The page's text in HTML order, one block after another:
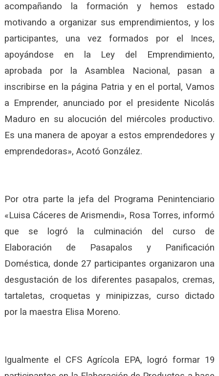
acompañando la formación y hemos estado
motivando a organizar sus emprendimientos, y los
participantes, una vez formados por el Inces,
apoyándose en la Ley del Emprendimiento,
aprobada por la Asamblea Nacional, pasan a
inscribirse en la página Patria y en el portal, Vamos
a Emprender, anunciado por el presidente Nicolás
Maduro en su alocución del miércoles productivo.
Es una manera de apoyar a estos emprendedores y
emprendedoras», Acotó González.
Por otra parte la jefa del Programa Penintenciario
«Luisa Cáceres de Arismendi», Rosa Torres, informó
que se logró la culminación del curso de
Elaboración de Pasapalos y Panificación
Doméstica, donde 27 participantes organizaron una
desgustación de los diferentes pasapalos, cremas,
tartaletas, croquetas y minipizzas, curso dictado
por la maestra Elisa Moreno.
Igualmente el CFS Agrícola EPA, logró formar 19